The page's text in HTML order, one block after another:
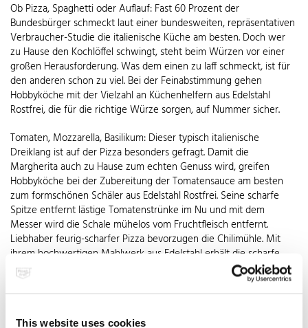
This website uses cookies
Ob Pizza, Spaghetti oder Auflauf: Fast 60 Prozent der
Bundesbürger schmeckt laut einer bundesweiten, repräsentativen
Verbraucher-Studie die italienische Küche am besten. Doch wer
zu Hause den Kochlöffel schwingt, steht beim Würzen vor einer
großen Herausforderung. Was dem einen zu laff schmeckt, ist für
den anderen schon zu viel. Bei der Feinabstimmung gehen
Hobbyköche mit der Vielzahl an Küchenhelfern aus Edelstahl
Rostfrei, die für die richtige Würze sorgen, auf Nummer sicher.
Tomaten, Mozzarella, Basilikum: Dieser typisch italienische
Dreiklang ist auf der Pizza besonders gefragt. Damit die
Margherita auch zu Hause zum echten Genuss wird, greifen
Hobbyköche bei der Zubereitung der Tomatensauce am besten
zum formschönen Schäler aus Edelstahl Rostfrei. Seine scharfe
Spitze entfernt lästige Tomatenstrünke im Nu und mit dem
Messer wird die Schale mühelos vom Fruchtfleisch entfernt.
Liebhaber feurig-scharfer Pizza bevorzugen die Chilimühle. Mit
ihrem hochwertigen Mahlwerk aus Edelstahl erhält die scharfe
Schote den richtigen Dreh. Das würzige i-Tüpfelchen ist für die
meisten Genießer Knoblauch. Damit seine Zubereitung zum